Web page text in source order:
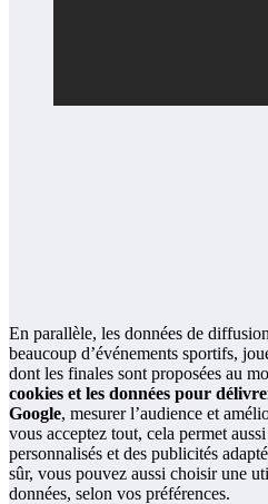
En parallèle, les données de
beaucoup d’événements sportifs,
dont les finales sont proposées au
cookies et les données pour
Google, mesurer l’audience et
vous acceptez tout, cela permet
personnalisés et des publicités
sûr, vous pouvez aussi choisir une
données, selon vos préférences.